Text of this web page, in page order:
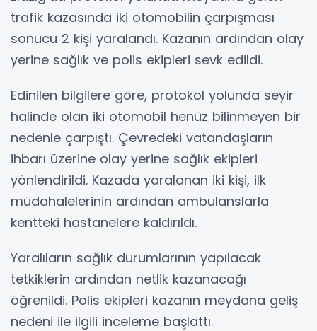
trafik kazasında iki otomobilin çarpışması
sonucu 2 kişi yaralandı. Kazanın ardından olay
yerine sağlık ve polis ekipleri sevk edildi.
Edinilen bilgilere göre, protokol yolunda seyir
halinde olan iki otomobil henüz bilinmeyen bir
nedenle çarpıştı. Çevredeki vatandaşların
ihbarı üzerine olay yerine sağlık ekipleri
yönlendirildi. Kazada yaralanan iki kişi, ilk
müdahalelerinin ardından ambulanslarla
kentteki hastanelere kaldırıldı.
Yaralıların sağlık durumlarının yapılacak
tetkiklerin ardından netlik kazanacağı
öğrenildi. Polis ekipleri kazanın meydana geliş
nedeni ile ilgili inceleme başlattı.